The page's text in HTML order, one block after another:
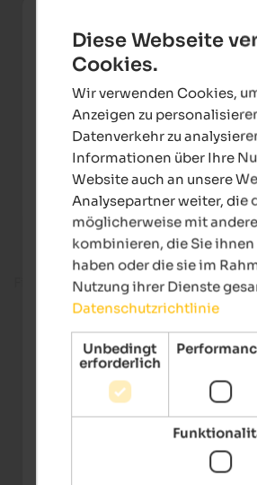
Fitnessbereich
Diese Webseite
Cookies.
Wir verwenden Cookies,
Anzeigen zu
Datenverkehr zu
Informationen über Ihre
Website auch an unsere
Analysepartner weiter, die
möglicherweise mit
kombinieren, die Sie
haben oder die sie im
Nutzung ihrer Dienste
Datenschutzrichtlinie
Unbedingt
erforderlich